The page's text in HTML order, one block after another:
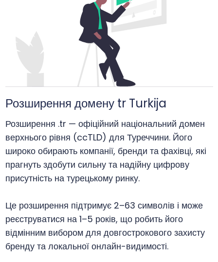
Розширення домену tr Turkija
Розширення .tr — офіційний національний домен
верхнього рівня (ccTLD) для Туреччини. Його
широко обирають компанії, бренди та фахівці, які
прагнуть здобути сильну та надійну цифрову
присутність на турецькому ринку.
Це розширення підтримує 2–63 символів і може
реєструватися на 1–5 років, що робить його
відмінним вибором для довгострокового захисту
бренду та локальної онлайн-видимості.